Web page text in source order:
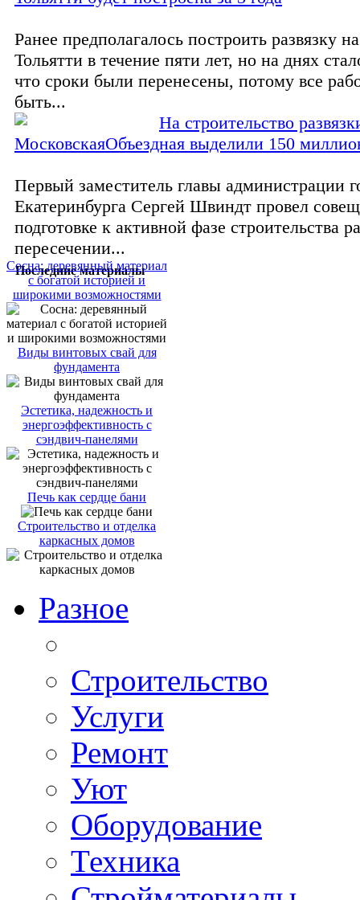
Ранее предполагалось построить развязку
Тольятти в течение пяти лет, но на днях
что сроки были перенесены, потому все
быть...
На строительство
МосковскаяОбъездная выделили 150
Первый заместитель главы администрации
Екатеринбурга Сергей Швиндт провел
подготовке к активной фазе строительства
пересечении...
Последние материалы
Сосна: деревянный материал
с богатой историей и
широкими возможностями
Виды винтовых свай для
фундамента
Эстетика, надежность и
энергоэффективность с
сэндвич-панелями
Печь как сердце бани
Строительство и отделка
каркасных домов
Разное
Строительство
Услуги
Ремонт
Уют
Оборудование
Техника